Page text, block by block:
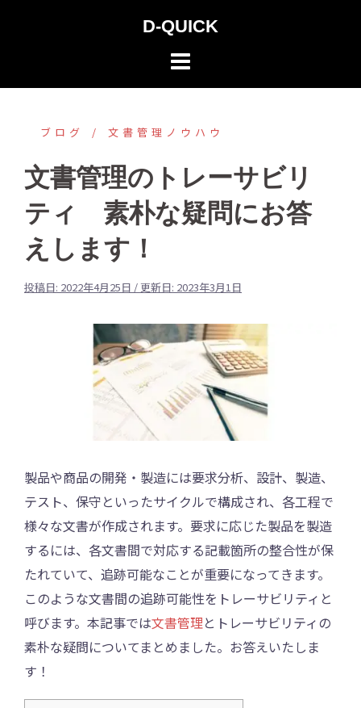
ン
D-QUICK
ブログ 文書管理ノウハウ
文書管理のトレーサビリ
ティ 素朴な疑問にお答
えします！
投稿日: 2022年4月25日 / 更新日: 2023年3月1日
製品や商品の開発・製造には要求分析、設計、製造、
テスト、保守といったサイクルで構成され、各工程で
様々な文書が作成されます。要求に応じた製品を製造
するには、各文書間で対応する記載箇所の整合性が保
たれていて、追跡可能なことが重要になってきます。
このような文書間の追跡可能性をトレーサビリティと
呼びます。本記事では文書管理とトレーサビリティの
素朴な疑問についてまとめました。お答えいたしま
す！